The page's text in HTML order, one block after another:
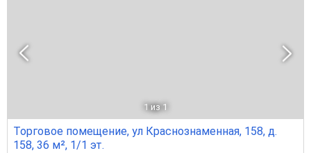
1 из 1
Торговое помещение, ул Краснознаменная, 158, д.
158, 36 м², 1/1 эт.